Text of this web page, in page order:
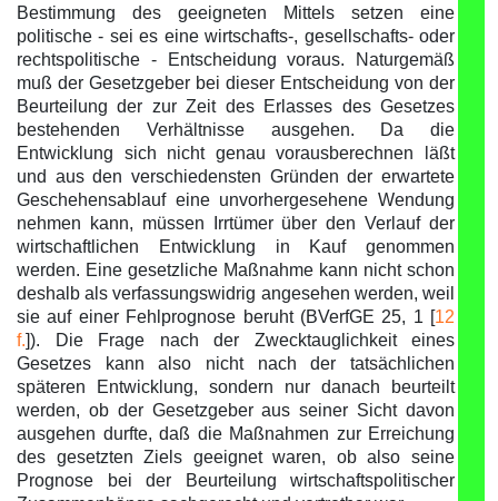
Bestimmung des geeigneten Mittels setzen eine
politische - sei es eine wirtschafts-, gesellschafts- oder
rechtspolitische - Entscheidung voraus. Naturgemäß
muß der Gesetzgeber bei dieser Entscheidung von der
Beurteilung der zur Zeit des Erlasses des Gesetzes
bestehenden Verhältnisse ausgehen. Da die
Entwicklung sich nicht genau vorausberechnen läßt
und aus den verschiedensten Gründen der erwartete
Geschehensablauf eine unvorhergesehene Wendung
nehmen kann, müssen Irrtümer über den Verlauf der
wirtschaftlichen Entwicklung in Kauf genommen
werden. Eine gesetzliche Maßnahme kann nicht schon
deshalb als verfassungswidrig angesehen werden, weil
sie auf einer Fehlprognose beruht (BVerfGE 25, 1 [12
f.]). Die Frage nach der Zwecktauglichkeit eines
Gesetzes kann also nicht nach der tatsächlichen
späteren Entwicklung, sondern nur danach beurteilt
werden, ob der Gesetzgeber aus seiner Sicht davon
ausgehen durfte, daß die Maßnahmen zur Erreichung
des gesetzten Ziels geeignet waren, ob also seine
Prognose bei der Beurteilung wirtschaftspolitischer